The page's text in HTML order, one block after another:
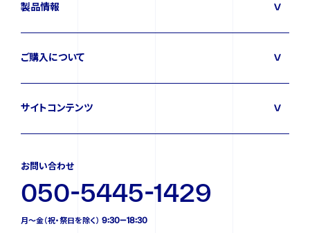
製品情報
ご購入について
サイトコンテンツ
お問い合わせ
050-5445-1429
月〜金（祝・祭日を除く） 9:30—18:30